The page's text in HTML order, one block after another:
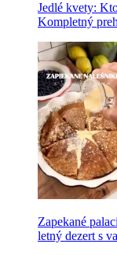
Jedlé kvety:
Kompletný
Zapekané
letný dezert s